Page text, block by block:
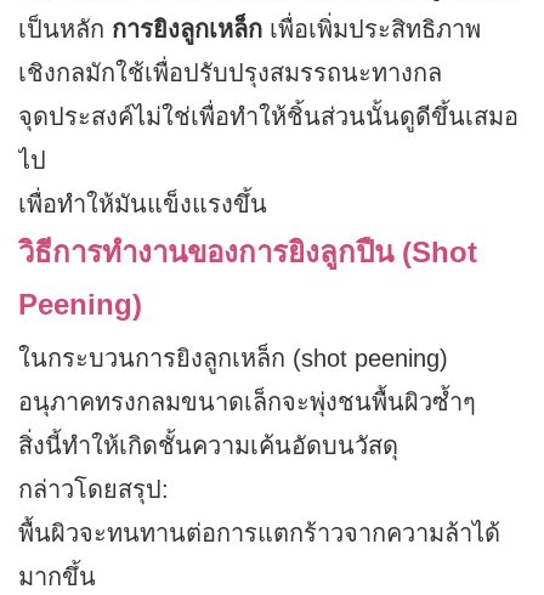
เป็นหลัก การยิงลูกเหล็ก เพื่อเพิ่มประสิทธิภาพ
เชิงกลมักใช้เพื่อปรับปรุงสมรรถนะทางกล
จุดประสงค์ไม่ใช่เพื่อทำให้ชิ้นส่วนนั้นดูดีขึ้นเสมอ
ไป
เพื่อทำให้มันแข็งแรงขึ้น
วิธีการทำงานของการยิงลูกปืน (Shot
Peening)
ในกระบวนการยิงลูกเหล็ก (shot peening)
อนุภาคทรงกลมขนาดเล็กจะพุ่งชนพื้นผิวซ้ำๆ
สิ่งนี้ทำให้เกิดชั้นความเค้นอัดบนวัสดุ
กล่าวโดยสรุป:
พื้นผิวจะทนทานต่อการแตกร้าวจากความล้าได้
มากขึ้น